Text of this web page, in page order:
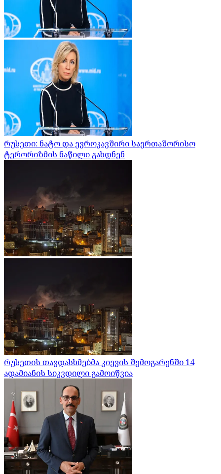
რუსეთი: ნატო და ევროკავშირი საერთაშორისო
ტერორიზმის ნაწილი გახდნენ
რუსეთის თავდასხმებმა კიევის შემოგარენში 14
ადამიანის სიკვდილი გამოიწვია